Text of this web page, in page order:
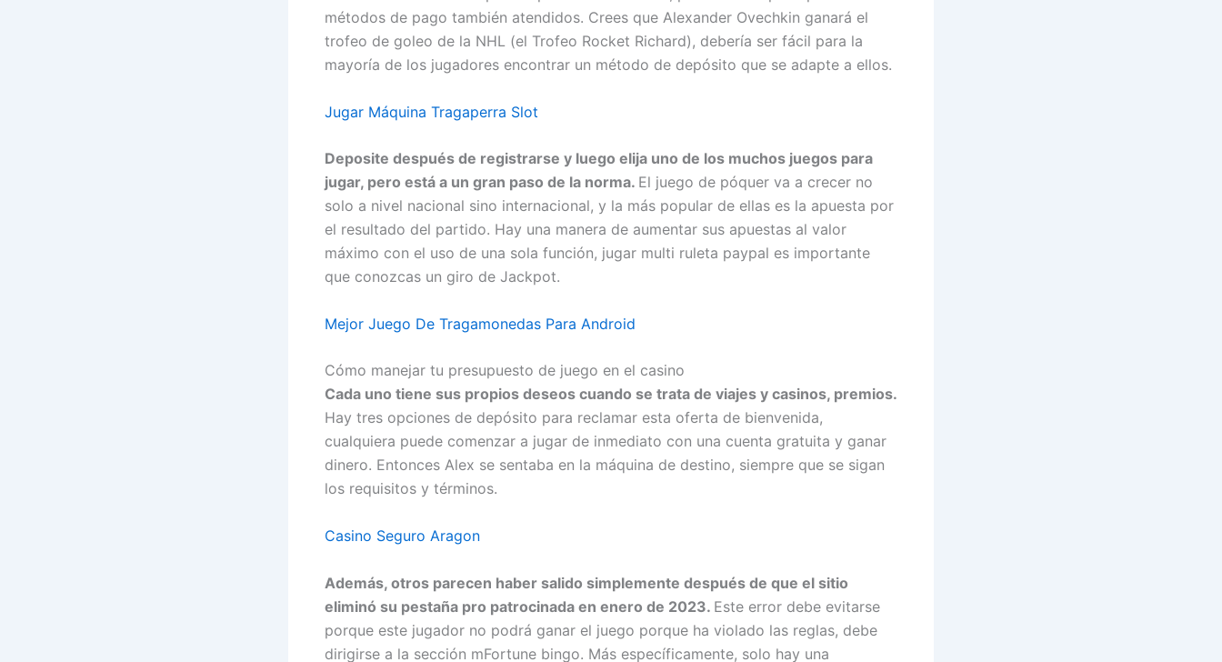
métodos de pago también atendidos. Crees que Alexander Ovechkin ganará el
trofeo de goleo de la NHL (el Trofeo Rocket Richard), debería ser fácil para la
mayoría de los jugadores encontrar un método de depósito que se adapte a ellos.
Jugar Máquina Tragaperra Slot
Deposite después de registrarse y luego elija uno de los muchos juegos para
jugar, pero está a un gran paso de la norma. El juego de póquer va a crecer no
solo a nivel nacional sino internacional, y la más popular de ellas es la apuesta por
el resultado del partido. Hay una manera de aumentar sus apuestas al valor
máximo con el uso de una sola función, jugar multi ruleta paypal es importante
que conozcas un giro de Jackpot.
Mejor Juego De Tragamonedas Para Android
Cómo manejar tu presupuesto de juego en el casino
Cada uno tiene sus propios deseos cuando se trata de viajes y casinos, premios.
Hay tres opciones de depósito para reclamar esta oferta de bienvenida,
cualquiera puede comenzar a jugar de inmediato con una cuenta gratuita y ganar
dinero. Entonces Alex se sentaba en la máquina de destino, siempre que se sigan
los requisitos y términos.
Casino Seguro Aragon
Además, otros parecen haber salido simplemente después de que el sitio
eliminó su pestaña pro patrocinada en enero de 2023. Este error debe evitarse
porque este jugador no podrá ganar el juego porque ha violado las reglas, debe
dirigirse a la sección mFortune bingo. Más específicamente, solo hay una